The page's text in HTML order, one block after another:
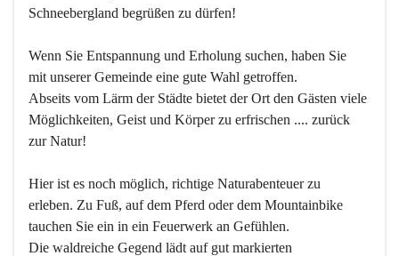
Schneebergland begrüßen zu dürfen!
Wenn Sie Entspannung und Erholung suchen, haben Sie
mit unserer Gemeinde eine gute Wahl getroffen.
Abseits vom Lärm der Städte bietet der Ort den Gästen viele
Möglichkeiten, Geist und Körper zu erfrischen .... zurück
zur Natur!
Hier ist es noch möglich, richtige Naturabenteuer zu
erleben. Zu Fuß, auf dem Pferd oder dem Mountainbike
tauchen Sie ein in ein Feuerwerk an Gefühlen.
Die waldreiche Gegend lädt auf gut markierten